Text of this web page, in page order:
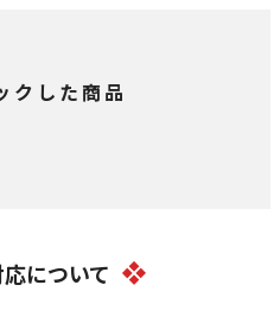
クした商品
について